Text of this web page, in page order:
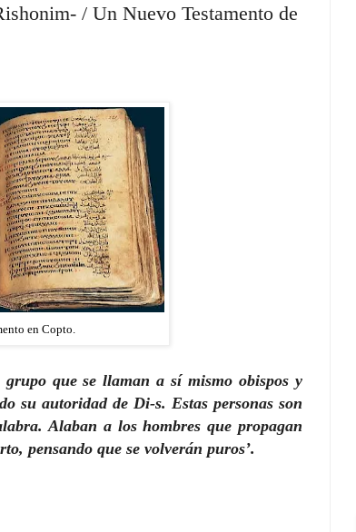
en Copto.
que se llaman a sí mismo obispos y
su autoridad de Di-s. Estas personas son
Alaban a los hombres que propagan
pensando que se volverán puros’.